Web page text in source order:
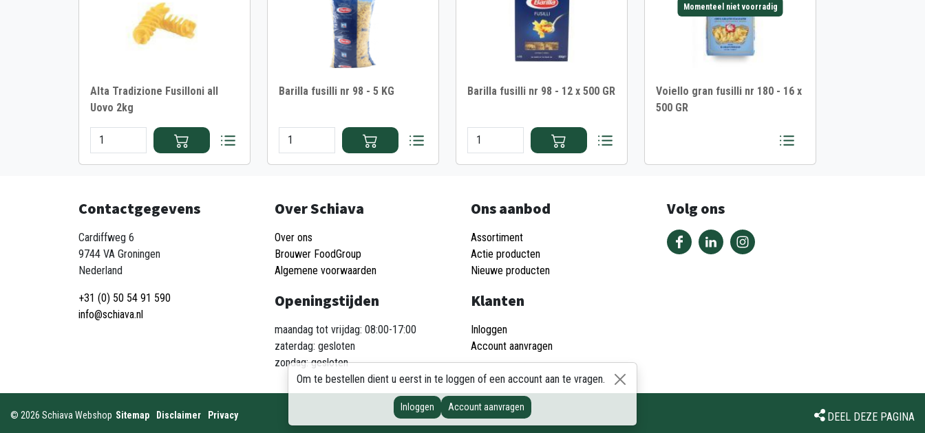
Alta Tradizione Fusilloni all
Uovo 2kg
Barilla fusilli nr 98 - 5 KG Barilla fusilli nr 98 - 12 x 500 GR
Momenteel niet voorradig
Voiello gran fusilli nr 180 - 16 x
500 GR
Om te bestellen dient u eerst in te loggen of een account aan te vragen.
Inloggen Account aanvragen
Contactgegevens
Cardiffweg 6
9744 VA Groningen
Nederland
+31 (0) 50 54 91 590
info@schiava.nl
Over Schiava
Over ons
Brouwer FoodGroup
Algemene voorwaarden
Openingstijden
maandag tot vrijdag: 08:00-17:00
zaterdag: gesloten
zondag: gesloten
Ons aanbod
Assortiment
Actie producten
Nieuwe producten
Klanten
Inloggen
Account aanvragen
Volg ons
© 2026 Schiava Webshop Sitemap Disclaimer Privacy DEEL DEZE PAGINA